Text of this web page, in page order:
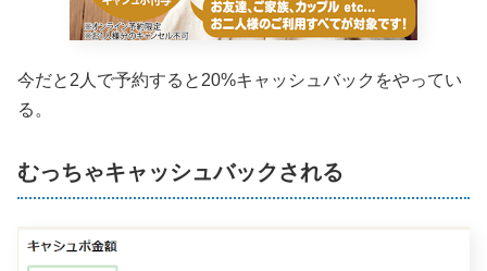
今だと2人で予約すると20%キャッシュバックをやってい
る。
むっちゃキャッシュバックされる